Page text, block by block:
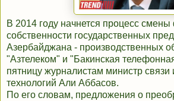
В 2014 году начнется процесс
собственности государственных
Азербайджана - производственных
"Азтелеком" и "Бакинская
пятницу журналистам министр
технологий Али Аббасов.
По его словам, предложения о